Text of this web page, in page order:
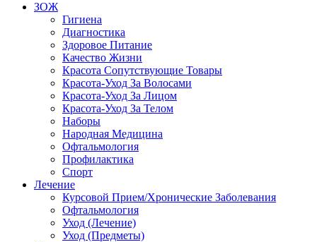
ЗОЖ
Гигиена
Диагностика
Здоровое Питание
Качество Жизни
Красота Сопутствующие Товары
Красота-Уход За Волосами
Красота-Уход За Лицом
Красота-Уход За Телом
Наборы
Народная Медицина
Офтальмология
Профилактика
Спорт
Лечение
Курсовой Прием/Хронические Заболевания
Офтальмология
Уход (Лечение)
Уход (Предметы)